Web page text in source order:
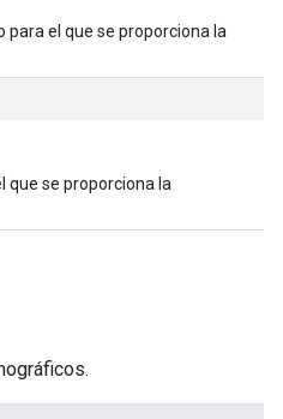
para el que se proporciona la
que se proporciona la